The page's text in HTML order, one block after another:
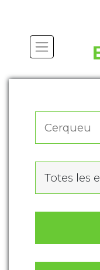
Totes les